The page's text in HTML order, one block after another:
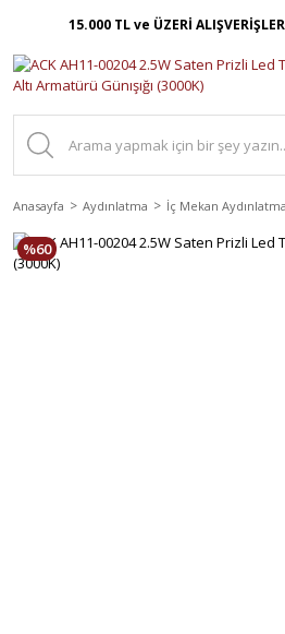
15.000 TL ve ÜZERİ
Anasayfa Aydınlatma İç Mekan Aydınlatma
%60